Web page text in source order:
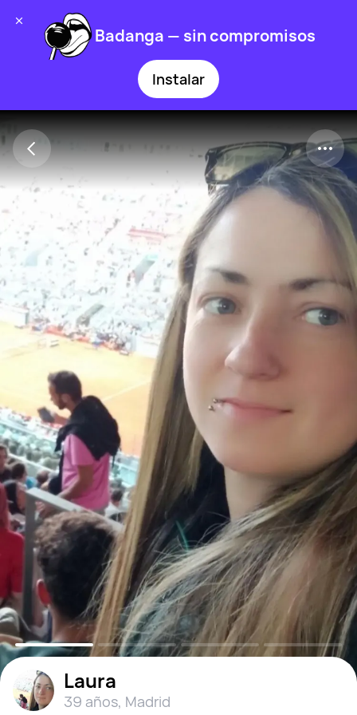
Badanga — sin compromisos
Instalar
Laura
39 años, Madrid